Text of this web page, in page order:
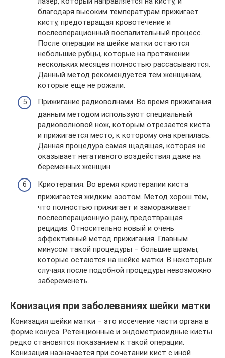
благодаря высоким температурам прижигает
кисту, предотвращая кровотечение и
послеоперационный воспалительный процесс.
После операции на шейке матки остаются
небольшие рубцы, которые на протяжении
нескольких месяцев полностью рассасываются.
Данный метод рекомендуется тем женщинам,
которые еще не рожали.
Прижигание радиоволнами. Во время прижигания
данным методом используют специальный
радиоволновой нож, которым отрезается киста
и прижигается место, к которому она крепилась.
Данная процедура самая щадящая, которая не
оказывает негативного воздействия даже на
беременных женщин.
Криотерапия. Во время криотерапии киста
прижигается жидким азотом. Метод хорош тем,
что полностью прижигает и замораживает
послеоперационную рану, предотвращая
рецидив. Относительно новый и очень
эффективный метод прижигания. Главным
минусом такой процедуры – большие шрамы,
которые остаются на шейке матки. В некоторых
случаях после подобной процедуры невозможно
забеременеть.
Конизация при заболеваниях шейки матки
Конизация шейки матки – это иссечение части органа в
форме конуса. Ретенционные и эндометриоидные кисты
редко становятся показанием к такой операции.
Конизация назначается при сочетании кист с иной